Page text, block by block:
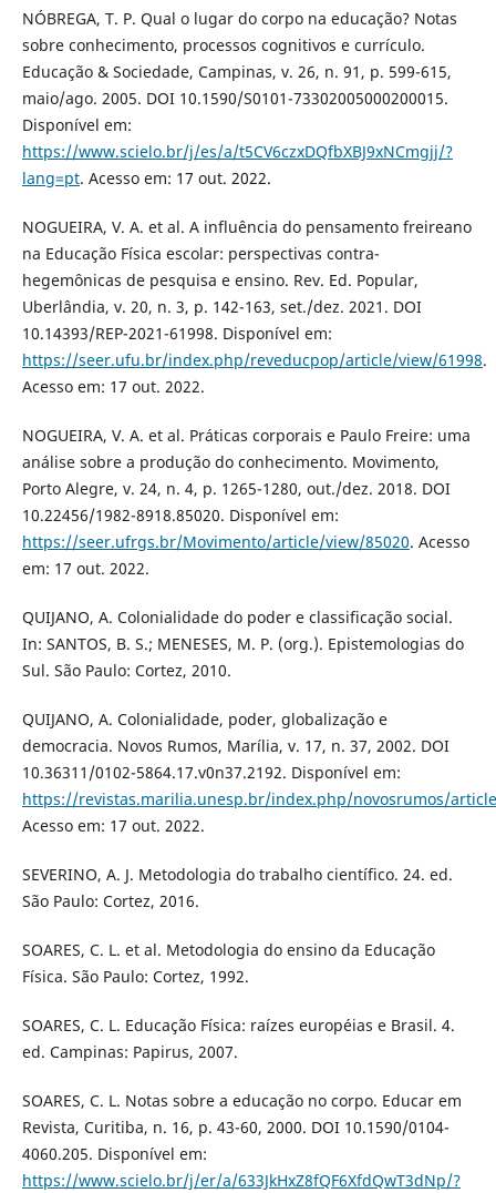
NÓBREGA, T. P. Qual o lugar do corpo na educação? Notas
sobre conhecimento, processos cognitivos e currículo.
Educação & Sociedade, Campinas, v. 26, n. 91, p. 599-615,
maio/ago. 2005. DOI 10.1590/S0101-73302005000200015.
Disponível em:
https://www.scielo.br/j/es/a/t5CV6czxDQfbXBJ9xNCmgjj/?
lang=pt. Acesso em: 17 out. 2022.
NOGUEIRA, V. A. et al. A influência do pensamento freireano
na Educação Física escolar: perspectivas contra-
hegemônicas de pesquisa e ensino. Rev. Ed. Popular,
Uberlândia, v. 20, n. 3, p. 142-163, set./dez. 2021. DOI
10.14393/REP-2021-61998. Disponível em:
https://seer.ufu.br/index.php/reveducpop/article/view/61998.
Acesso em: 17 out. 2022.
NOGUEIRA, V. A. et al. Práticas corporais e Paulo Freire: uma
análise sobre a produção do conhecimento. Movimento,
Porto Alegre, v. 24, n. 4, p. 1265-1280, out./dez. 2018. DOI
10.22456/1982-8918.85020. Disponível em:
https://seer.ufrgs.br/Movimento/article/view/85020. Acesso
em: 17 out. 2022.
QUIJANO, A. Colonialidade do poder e classificação social.
In: SANTOS, B. S.; MENESES, M. P. (org.). Epistemologias do
Sul. São Paulo: Cortez, 2010.
QUIJANO, A. Colonialidade, poder, globalização e
democracia. Novos Rumos, Marília, v. 17, n. 37, 2002. DOI
10.36311/0102-5864.17.v0n37.2192. Disponível em:
https://revistas.marilia.unesp.br/index.php/novosrumos/
Acesso em: 17 out. 2022.
SEVERINO, A. J. Metodologia do trabalho científico. 24. ed.
São Paulo: Cortez, 2016.
SOARES, C. L. et al. Metodologia do ensino da Educação
Física. São Paulo: Cortez, 1992.
SOARES, C. L. Educação Física: raízes européias e Brasil. 4.
ed. Campinas: Papirus, 2007.
SOARES, C. L. Notas sobre a educação no corpo. Educar em
Revista, Curitiba, n. 16, p. 43-60, 2000. DOI 10.1590/0104-
4060.205. Disponível em:
https://www.scielo.br/j/er/a/633JkHxZ8fQF6XfdQwT3dNp/?